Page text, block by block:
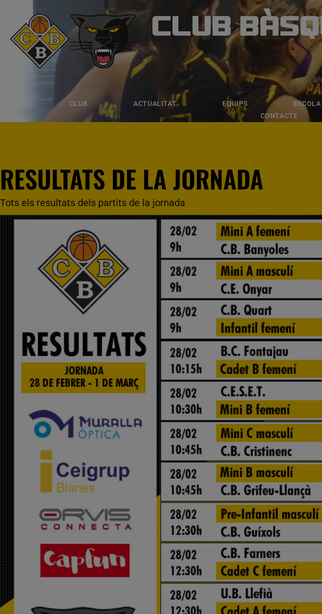
CLUB
CLUB ACTUALITAT EQUIPS ESCOLA
CONTACTE
CLUB
ACTUALITAT ESCOLA
RESULTATS DE LA JORNADA
Tots els resultats dels partits de la jornada